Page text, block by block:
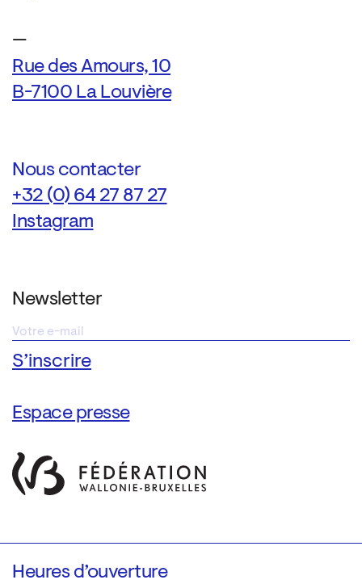
—
Rue des Amours, 10
B-7100 La Louvière
Nous contacter
+32 (0) 64 27 87 27
Instagram
Newsletter
Espace presse
Heures d’ouverture